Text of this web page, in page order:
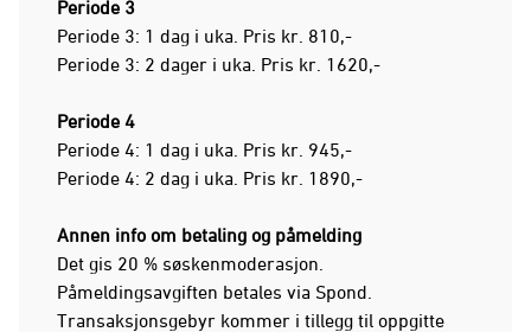
Periode 3
Periode 3: 1 dag i uka. Pris kr. 810,-
Periode 3: 2 dager i uka. Pris kr. 1620,-
Periode 4
Periode 4: 1 dag i uka. Pris kr. 945,-
Periode 4: 2 dag i uka. Pris kr. 1890,-
Annen info om betaling og påmelding
Det gis 20 % søskenmoderasjon.
Påmeldingsavgiften betales via Spond.
Transaksjonsgebyr kommer i tillegg til oppgitte